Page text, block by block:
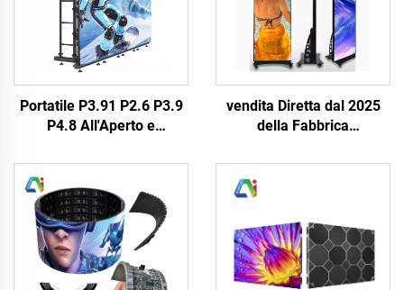
Portatile P3.91 P2.6 P3.9
P4.8 All'Aperto e
a Tutte le Condizioni
Meteorologiche Pannello
Display Eventi Noleggio
Retroscena Chiesa Video
Wall LED
vendita Diretta dal 2025
della Fabbrica
LED HD a Colori Completi
P3 P4 Display Digitale LED
Nuovo Design